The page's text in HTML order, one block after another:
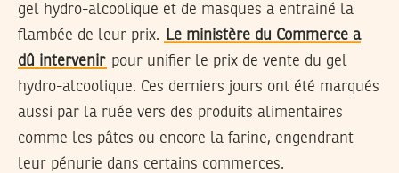
gel hydro-alcoolique et de masques a entrainé la
flambée de leur prix.
Le ministère du Commerce a
dû intervenir pour unifier le prix de vente du gel
hydro-alcoolique. Ces derniers jours ont été marqués
aussi par la ruée vers des produits alimentaires
comme les pâtes ou encore la farine, engendrant
leur pénurie dans certains commerces.